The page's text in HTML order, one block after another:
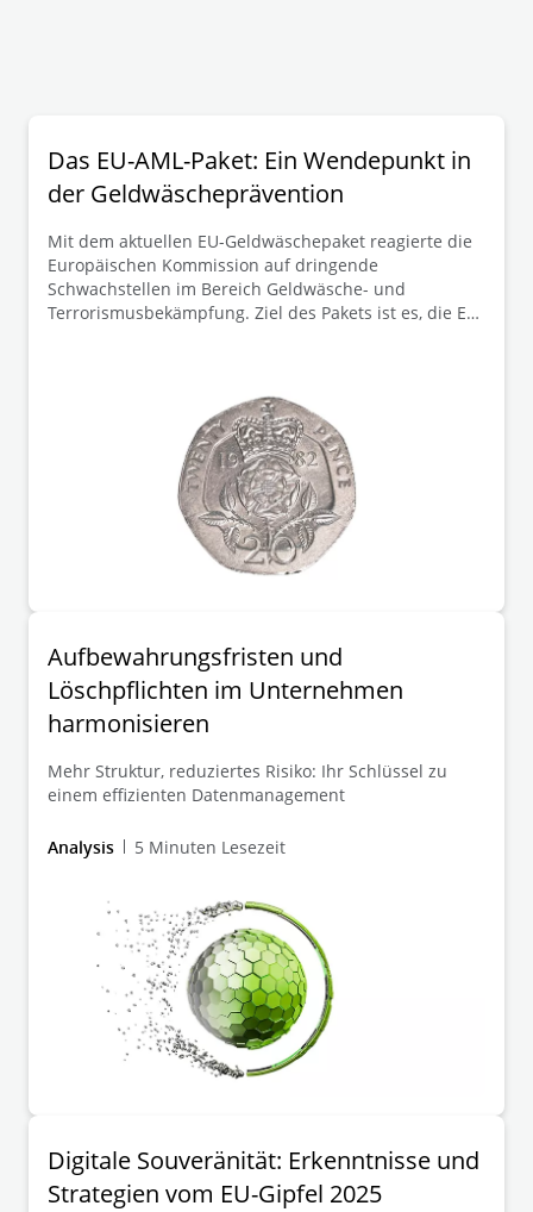
Das EU-AML-Paket: Ein Wendepunkt in
der Geldwäscheprävention
Mit dem aktuellen EU-Geldwäschepaket reagierte die
Europäischen Kommission auf dringende
Schwachstellen im Bereich Geldwäsche- und
Terrorismusbekämpfung. Ziel des Pakets ist es, die EU-
auch bestehende Gesetzeslücken in den
Mitgliedstaaten geschlossen werden.
Aufbewahrungsfristen und
Löschpflichten im Unternehmen
harmonisieren
Mehr Struktur, reduziertes Risiko: Ihr Schlüssel zu
einem effizienten Datenmanagement
Analysis 5 Minuten Lesezeit
Digitale Souveränität: Erkenntnisse und
Strategien vom EU-Gipfel 2025